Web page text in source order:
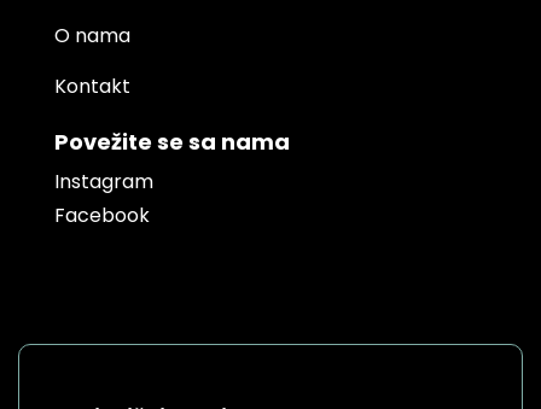
O nama
Kontakt
Povežite se sa nama
Instagram
Facebook